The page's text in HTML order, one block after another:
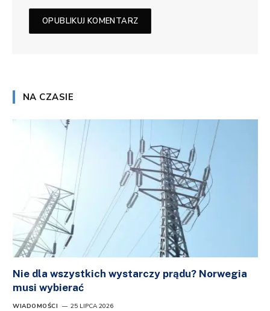
NA CZASIE
Nie dla wszystkich wystarczy prądu? Norwegia
musi wybierać
WIADOMOŚCI 25 LIPCA 2026